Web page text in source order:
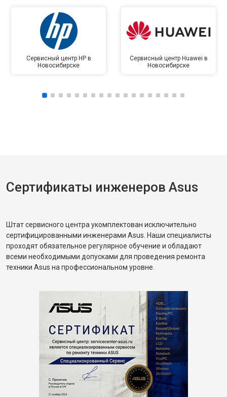
Сервисный центр HP в
Новосибирске
Сервисный центр Huawei в
Новосибирске
Сертификаты инженеров Asus
Штат сервисного центра укомплектован исключительно
сертифицированными инженерами Asus. Наши специалисты
проходят обязательное регулярное обучение и обладают
всеми необходимыми допусками для проведения ремонта
техники Asus на профессиональном уровне.